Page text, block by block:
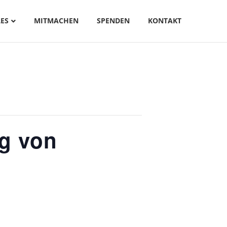
MITMACHEN SPENDEN KONTAKT
von